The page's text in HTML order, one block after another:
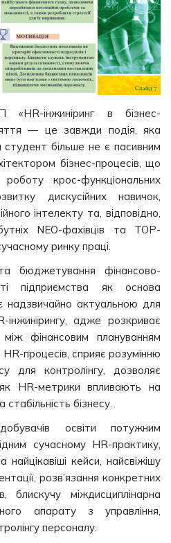
інжиніринг в бізнес-
— це завжди подія, яка
студент більше не є пасивним
бізнес-процесів, що
крос-функціональних
дискусійних навичок,
інтелекту та, відповідно,
NEO-фахівців та ТОР-
ринку праці.
бюджетування фінансово-
підприємства як основа
надзвичайно актуальною для
інжинірингу, адже розкриває
між фінансовим плануванням
процесів, сприяє розумінню
для контролінгу, дозволяє
HR-метрики впливають на
бізнесу.
освіти потужним
сучасному HR-практику,
кейси, найсвіжішу
розв’язання конкретних
блискучу міждисциплінарна
апарату з управління,
персоналу.